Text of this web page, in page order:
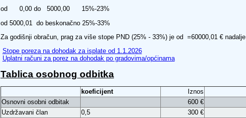
od 0,00 do 5000,00 15%-23%
od 5000,01 do beskonačno 25%-33%
Za godišnji obračun, prag za više stope PND (25% - 33%) je od =60000,01 € nadalje
Stope poreza na dohodak za isplate od 1.1.2026
Uplatni računi za porez na dohodak po gradovima/općinama
Tablica osobnog odbitka
koeficijent Iznos
Osnovni osobni odbitak
600 €
Uzdržavani član
0,5 300 €